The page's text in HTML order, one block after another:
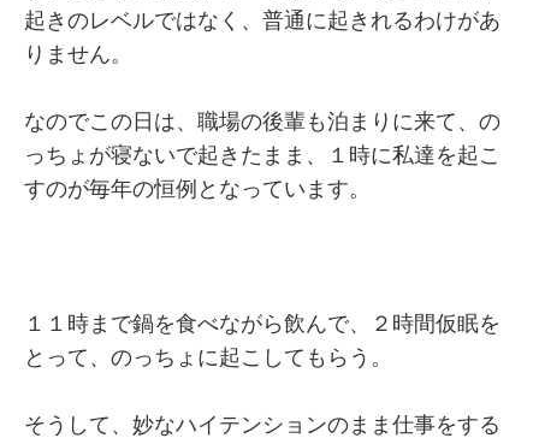
起きのレベルではなく、普通に起きれるわけがあ
りません。
なのでこの日は、職場の後輩も泊まりに来て、の
っちょが寝ないで起きたまま、１時に私達を起こ
すのが毎年の恒例となっています。
１１時まで鍋を食べながら飲んで、２時間仮眠を
とって、のっちょに起こしてもらう。
そうして、妙なハイテンションのまま仕事をする